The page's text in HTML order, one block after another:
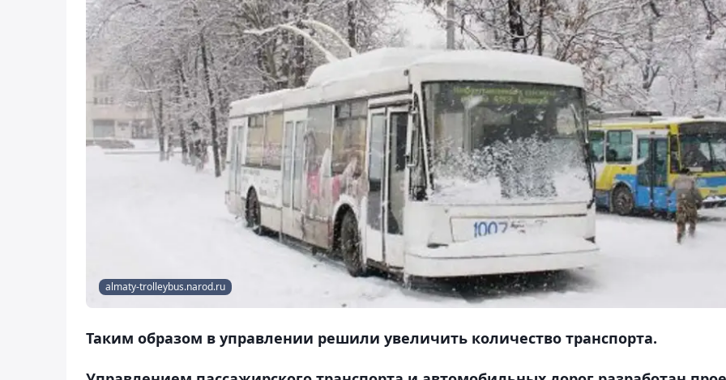
almaty-trolleybus.narod.ru
Таким образом в управлении решили увеличить количество транспорта.